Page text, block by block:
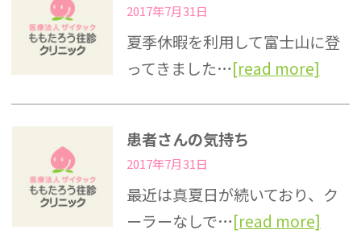
2017年7月31日
夏季休暇を利用して富士山に登
ってきました…[read more]
患者さんの気持ち
2017年7月31日
最近は真夏日が続いており、ク
ーラーなしで…[read more]